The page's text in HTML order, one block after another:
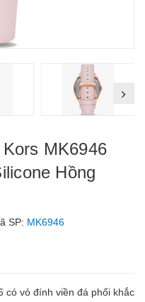
MK6946
Hồng
SP: MK6946
có vỏ đính viền đá phối khắc